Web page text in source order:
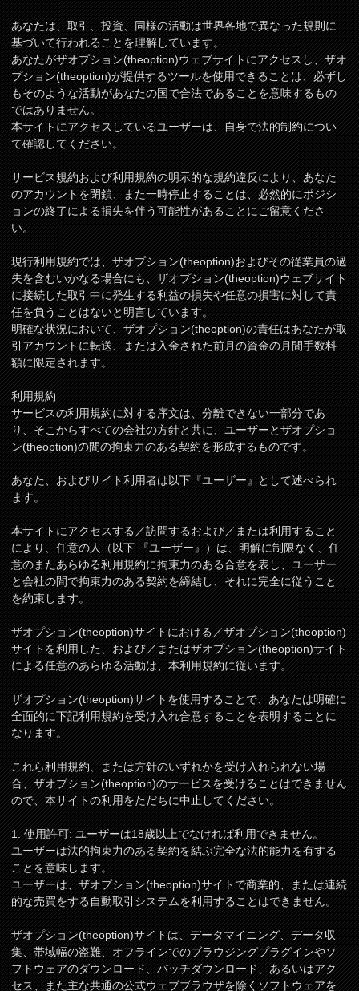
あなたは、取引、投資、同様の活動は世界各地で異なった規則に
基づいて行われることを理解しています。
あなたがザオプション(theoption)ウェブサイトにアクセスし、ザオ
プション(theoption)が提供するツールを使用できることは、必ずし
もそのような活動があなたの国で合法であることを意味するもの
ではありません。
本サイトにアクセスしているユーザーは、自身で法的制約につい
て確認してください。
サービス規約および利用規約の明示的な規約違反により、あなた
のアカウントを閉鎖、また一時停止することは、必然的にポジシ
ョンの終了による損失を伴う可能性があることにご留意くださ
い。
現行利用規約では、ザオプション(theoption)およびその従業員の過
失を含むいかなる場合にも、ザオプション(theoption)ウェブサイト
に接続した取引中に発生する利益の損失や任意の損害に対して責
任を負うことはないと明言しています。
明確な状況において、ザオプション(theoption)の責任はあなたが取
引アカウントに転送、または入金された前月の資金の月間手数料
額に限定されます。
利用規約
サービスの利用規約に対する序文は、分離できない一部分であ
り、そこからすべての会社の方針と共に、ユーザーとザオプショ
ン(theoption)の間の拘束力のある契約を形成するものです。
あなた、およびサイト利用者は以下『ユーザー』として述べられ
ます。
本サイトにアクセスする／訪問するおよび／または利用すること
により、任意の人（以下 『ユーザー』）は、明解に制限なく、任
意のまたあらゆる利用規約に拘束力のある合意を表し、ユーザー
と会社の間で拘束力のある契約を締結し、それに完全に従うこと
を約束します。
ザオプション(theoption)サイトにおける／ザオプション(theoption)
サイトを利用した、および／またはザオプション(theoption)サイト
による任意のあらゆる活動は、本利用規約に従います。
ザオプション(theoption)サイトを使用することで、あなたは明確に
全面的に下記利用規約を受け入れ合意することを表明することに
なります。
これら利用規約、または方針のいずれかを受け入れられない場
合、ザオプション(theoption)のサービスを受けることはできません
ので、本サイトの利用をただちに中止してください。
1. 使用許可: ユーザーは18歳以上でなければ利用できません。
ユーザーは法的拘束力のある契約を結ぶ完全な法的能力を有する
ことを意味します。
ユーザーは、ザオプション(theoption)サイトで商業的、または連続
的な売買をする自動取引システムを利用することはできません。
ザオプション(theoption)サイトは、データマイニング、データ収
集、帯域幅の盗難、オフラインでのブラウジングプラグインやソ
フトウェアのダウンロード、バッチダウンロード、あるいはアク
セス、また主な共通の公式ウェブブラウザを除くソフトウェアを